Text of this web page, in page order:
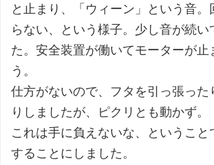
と止まり、「ウィーン」という音。
らない、という様子。少し音が続い
た。安全装置が働いてモーターが止
う。
仕方がないので、フタを引っ張った
りしましたが、ピクリとも動かず。
これは手に負えないな、ということ
することにしました。